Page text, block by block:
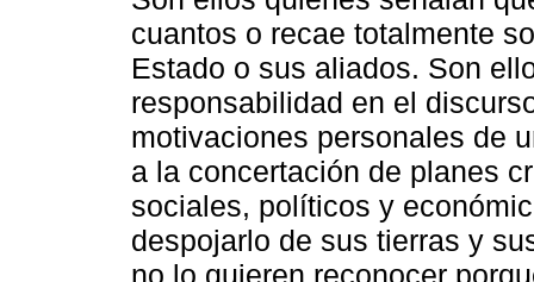
cuantos o recae totalmente
Estado o sus aliados. Son
responsabilidad en el
motivaciones personales de
a la concertación de planes
sociales, políticos y
despojarlo de sus tierras y
no lo quieren reconocer